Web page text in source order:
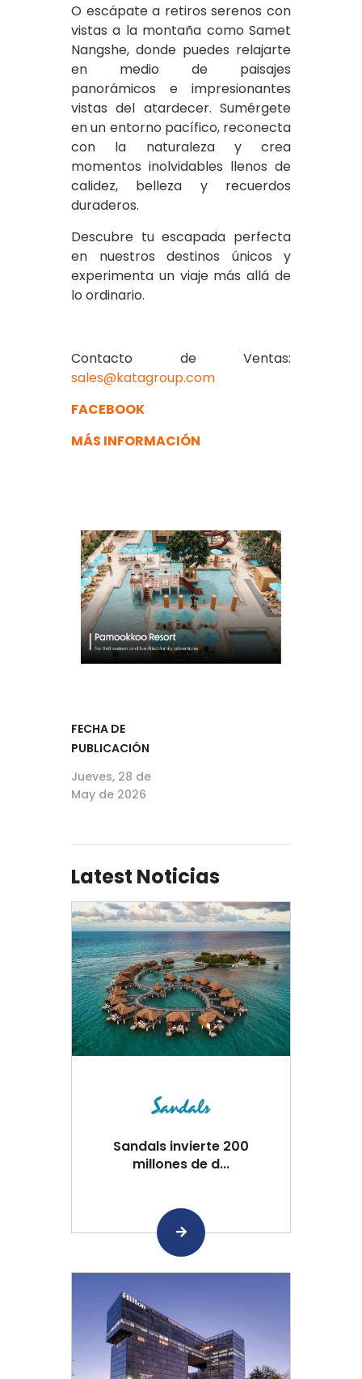
O escápate a retiros serenos con
vistas a la montaña como Samet
Nangshe, donde puedes relajarte
en medio de paisajes
panorámicos e impresionantes
vistas del atardecer. Sumérgete
en un entorno pacífico, reconecta
con la naturaleza y crea
momentos inolvidables llenos de
calidez, belleza y recuerdos
duraderos.
Descubre tu escapada perfecta
en nuestros destinos únicos y
experimenta un viaje más allá de
lo ordinario.
Contacto de Ventas:
sales@katagroup.com
FACEBOOK
MÁS INFORMACIÓN
FECHA DE
PUBLICACIÓN
Jueves, 28 de
May de 2026
Latest Noticias
Sandals invierte 200
millones de d...